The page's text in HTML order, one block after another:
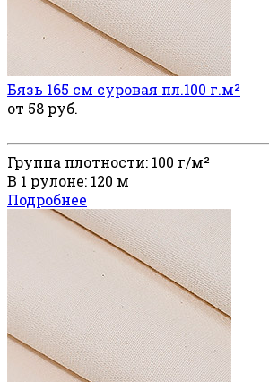
Бязь 165 см суровая пл.100 г.м²
от 58 руб.
Группа плотности: 100 г/м²
В 1 рулоне: 120 м
Подробнее